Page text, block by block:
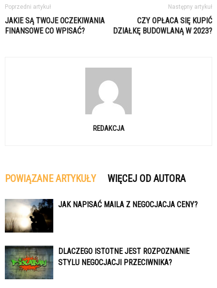
Poprzedni artykuł
JAKIE SĄ TWOJE OCZEKIWANIA
FINANSOWE CO WPISAĆ?
Następny artykuł
CZY OPŁACA SIĘ KUPIĆ
DZIAŁKĘ BUDOWLANĄ W 2023?
REDAKCJA
POWIĄZANE ARTYKUŁY WIĘCEJ OD AUTORA
JAK NAPISAĆ MAILA Z NEGOCJACJA CENY?
DLACZEGO ISTOTNE JEST ROZPOZNANIE
STYLU NEGOCJACJI PRZECIWNIKA?